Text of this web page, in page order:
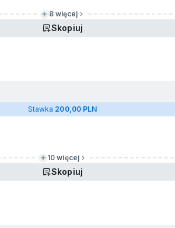
8 więcej
Skopiuj
Stawka 200,00 PLN
10 więcej
Skopiuj